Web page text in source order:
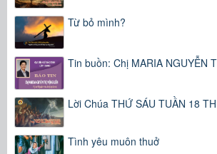
Từ bỏ mình?
Tin buồn: Chị MARIA NGUYỄN
Lời Chúa THỨ SÁU TUẦN 18
Tình yêu muôn thuở